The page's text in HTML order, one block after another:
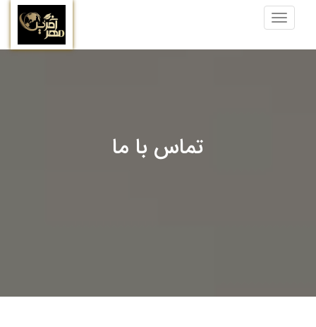
Toggle
navigation
تماس با ما